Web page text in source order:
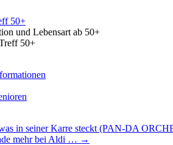
50+
und Lebensart ab 50+
in seiner Karre steckt (PAN-DA
mehr bei Aldi … →